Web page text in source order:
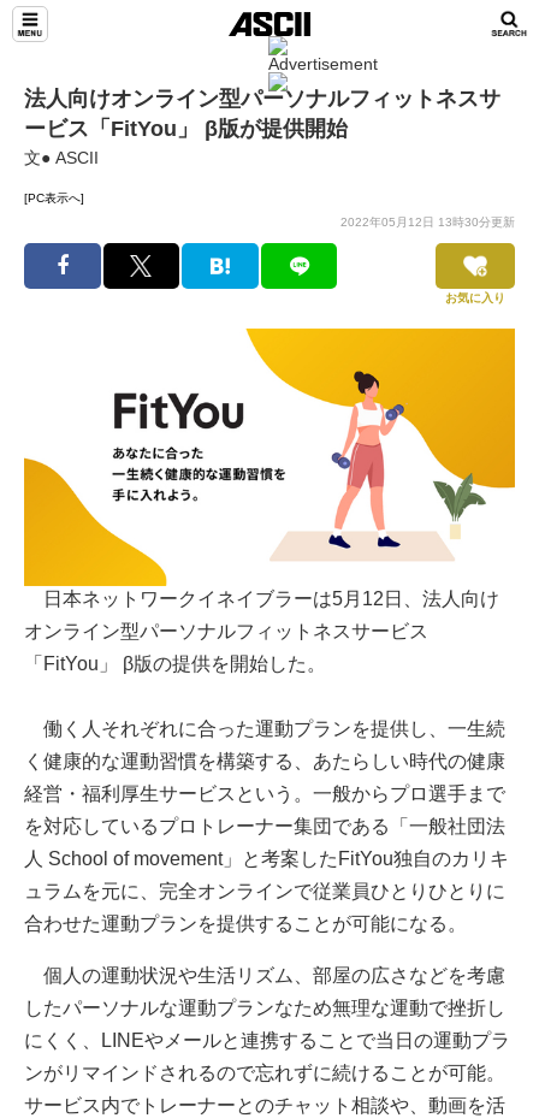
法人向けオンライン型パーソナルフィットネスサ
ービス「FitYou」 β版が提供開始
文● ASCII
[PC表示へ]
2022年05月12日 13時30分更新
お気に入り
日本ネットワークイネイブラーは5月12日、法人向け
オンライン型パーソナルフィットネスサービス
「FitYou」 β版の提供を開始した。
働く人それぞれに合った運動プランを提供し、一生続
く健康的な運動習慣を構築する、あたらしい時代の健康
経営・福利厚生サービスという。一般からプロ選手まで
を対応しているプロトレーナー集団である「一般社団法
人 School of movement」と考案したFitYou独自のカリキ
ュラムを元に、完全オンラインで従業員ひとりひとりに
合わせた運動プランを提供することが可能になる。
個人の運動状況や生活リズム、部屋の広さなどを考慮
したパーソナルな運動プランなため無理な運動で挫折し
にくく、LINEやメールと連携することで当日の運動プラ
ンがリマインドされるので忘れずに続けることが可能。
サービス内でトレーナーとのチャット相談や、動画を活